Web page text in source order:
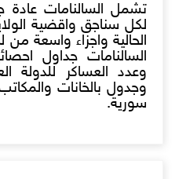
تشمل السالنامات عادة
لكل سناجق واقضية
الحالية واجزاء واسعة
السالنامات جداول
وعدد العساكر للدولة
وجدول بالخانات
سورية.